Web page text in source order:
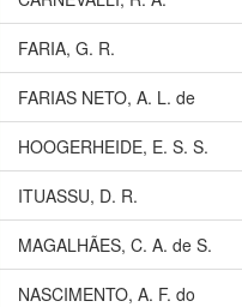
FARIA, G. R.
FARIAS NETO, A. L. de
HOOGERHEIDE, E. S. S.
ITUASSU, D. R.
MAGALHÃES, C. A. de S.
NASCIMENTO, A. F. do